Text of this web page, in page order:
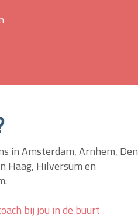
in Amsterdam, Arnhem, Den
Haag, Hilversum en
bij jou in de buurt